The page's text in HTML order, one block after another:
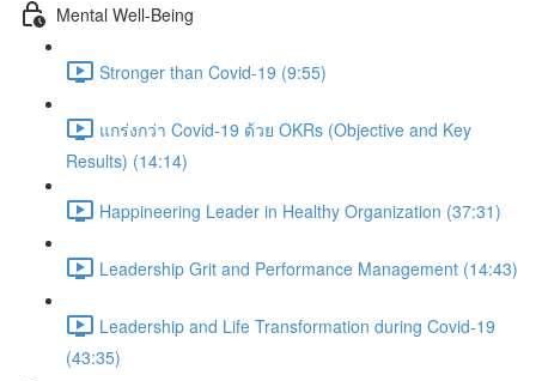
Mental Well-Being
Stronger than Covid-19 (9:55)
แกร่งกว่า Covid-19 ด้วย OKRs (Objective and Key
Results) (14:14)
Happineering Leader in Healthy Organization (37:31)
Leadership Grit and Performance Management (14:43)
Leadership and Life Transformation during Covid-19
(43:35)